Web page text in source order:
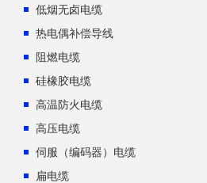
低烟无卤电缆
热电偶补偿导线
阻燃电缆
硅橡胶电缆
高温防火电缆
高压电缆
伺服（编码器）电缆
扁电缆